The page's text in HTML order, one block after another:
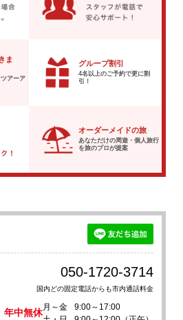
ま
ツアーア
グループ割引
4名以上のご予約で更に割
引！
オーダーメイドの旅
あなただけの周遊・個人旅行
を旅のプロが提案
050-1720-3714
国内どの固定電話からも市内通話料金
年中無休
月～金
9:00～17:00